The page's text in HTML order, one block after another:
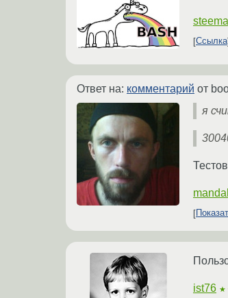
Ссылка
Ответ на: комментарий от
я
ist76